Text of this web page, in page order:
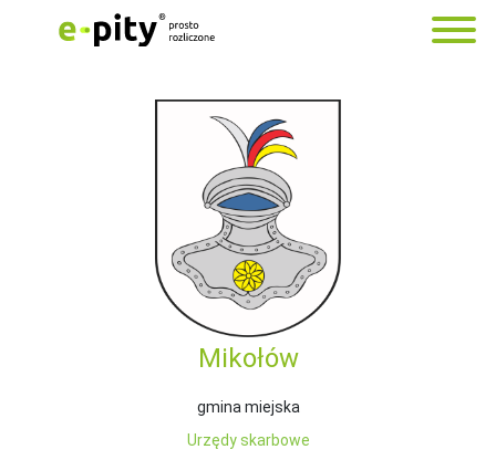
Mikołów
gmina miejska
Urzędy skarbowe